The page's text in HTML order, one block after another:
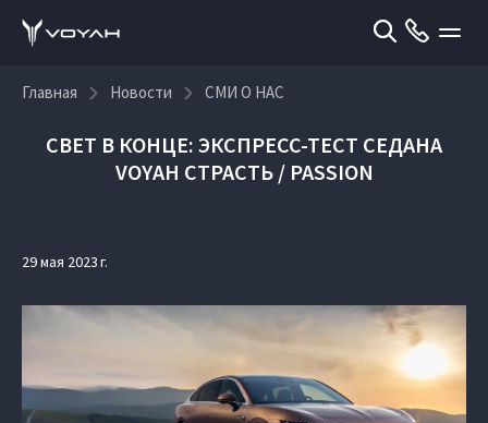
Главная Новости СМИ О НАС
СВЕТ В КОНЦЕ: ЭКСПРЕСС-ТЕСТ СЕДАНА
VOYAH СТРАСТЬ / PASSION
29 мая 2023 г.